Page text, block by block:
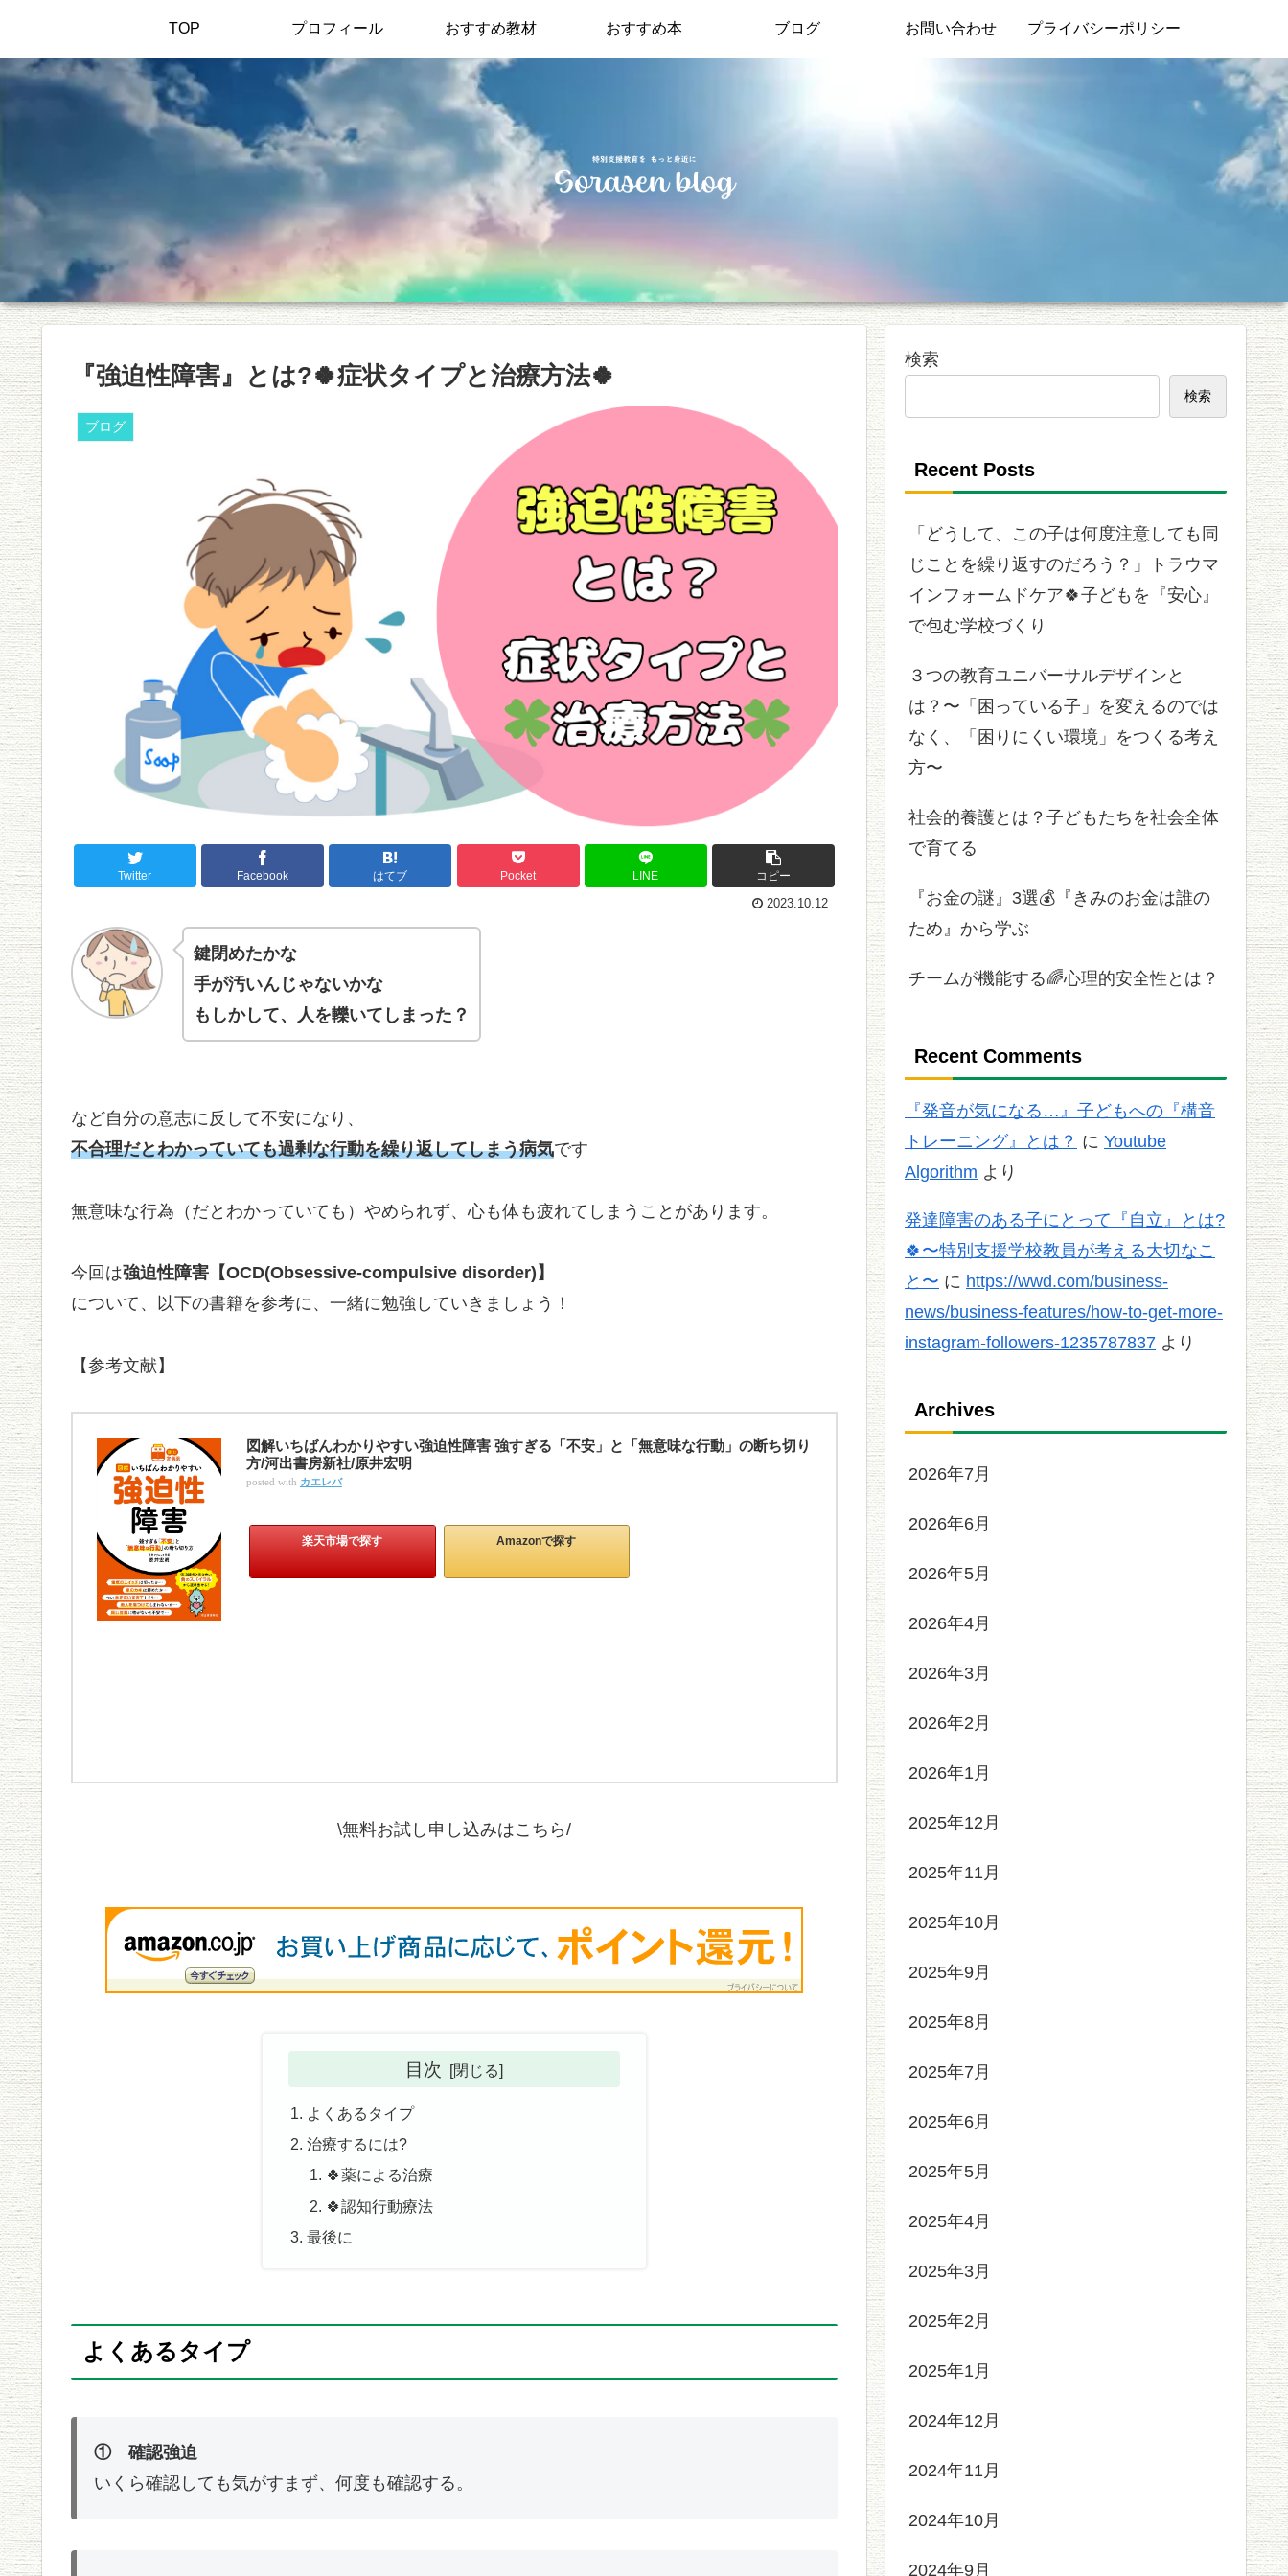
TOP プロフィール おすすめ教材 おすすめ本 ブログ お問い合わせ プライバシーポリシー
『強迫性障害』とは?🍀症状タイプと治療方法🍀
ブログ
Twitter Facebook はてブ Pocket LINE コピー
2023.10.12
鍵閉めたかな
手が汚いんじゃないかな
もしかして、人を轢いてしまった？
など自分の意志に反して不安になり、
不合理だとわかっていても過剰な行動を繰り返してしまう病気です
無意味な行為（だとわかっていても）やめられず、心も体も疲れてしまうことがあります。
今回は強迫性障害【OCD(Obsessive-compulsive disorder)】
について、以下の書籍を参考に、一緒に勉強していきましょう！
【参考文献】
図解いちばんわかりやすい強迫性障害 強すぎる「不安」と「無意味な行動」の断ち切り
方/河出書房新社/原井宏明
posted with カエレバ
楽天市場で探す Amazonで探す
\無料お試し申し込みはこちら/
目次
よくあるタイプ
治療するには?
🍀薬による治療
🍀認知行動療法
最後に
よくあるタイプ
① 確認強迫
いくら確認しても気がすまず、何度も確認する。
検索
検索
Recent Posts
「どうして、この子は何度注意しても同
じことを繰り返すのだろう？」トラウマ
インフォームドケア🍀子どもを『安心』
で包む学校づくり
３つの教育ユニバーサルデザインと
は？〜「困っている子」を変えるのでは
なく、「困りにくい環境」をつくる考え
方〜
社会的養護とは？子どもたちを社会全体
で育てる
『お金の謎』3選💰『きみのお金は誰の
ため』から学ぶ
チームが機能する🌈心理的安全性とは？
Recent Comments
『発音が気になる…』子どもへの『構音
トレーニング』とは？ に Youtube
Algorithm より
発達障害のある子にとって『自立』とは?
🍀〜特別支援学校教員が考える大切なこ
と〜 に https://wwd.com/business-
news/business-features/how-to-get-more-
instagram-followers-1235787837 より
Archives
2026年7月
2026年6月
2026年5月
2026年4月
2026年3月
2026年2月
2026年1月
2025年12月
2025年11月
2025年10月
2025年9月
2025年8月
2025年7月
2025年6月
2025年5月
2025年4月
2025年3月
2025年2月
2025年1月
2024年12月
2024年11月
2024年10月
2024年9月